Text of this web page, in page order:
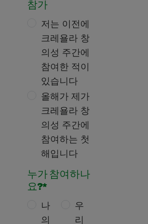
참가
저는 이전에
크레욜라 창
의성 주간에
참여한 적이
있습니다
올해가 제가
크레욜라 창
의성 주간에
참여하는 첫
해입니다
누가 참여하나
요?*
나
의
우
리